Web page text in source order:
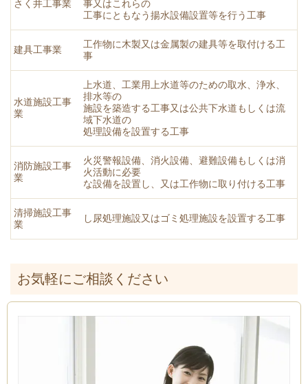
さく井工事業
事又はこれらの
工事にともなう揚水設備設置等を行う工事
建具工事業
工作物に木製又は金属製の建具等を取付ける工
事
水道施設工事
業
上水道、工業用上水道等のための取水、浄水、
排水等の
施設を築造する工事又は公共下水道もしくは流
域下水道の
処理設備を設置する工事
消防施設工事
業
火災警報設備、消火設備、避難設備もしくは消
火活動に必要
な設備を設置し、又は工作物に取り付ける工事
清掃施設工事
業
し尿処理施設又はゴミ処理施設を設置する工事
お気軽にご相談ください